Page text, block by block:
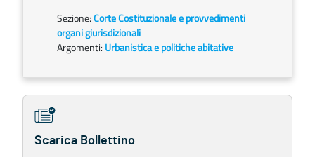
Sezione:Corte Costituzionale e provvedimenti
organi giurisdizionali
Argomenti: Urbanistica e politiche abitative
Scarica Bollettino